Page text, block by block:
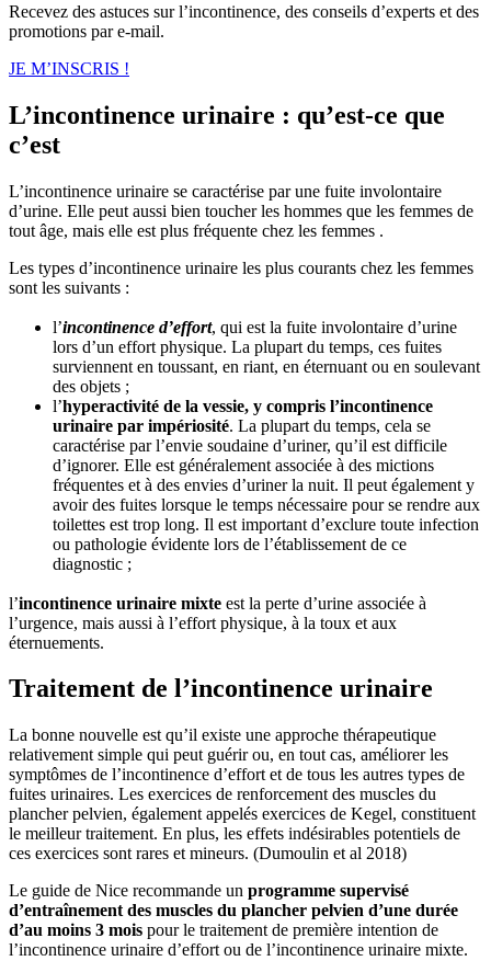
Recevez des astuces sur l’incontinence, des conseils d’experts et des
promotions par e-mail.
JE M’INSCRIS !
L’incontinence urinaire : qu’est-ce que
c’est
L’incontinence urinaire se caractérise par une fuite involontaire
d’urine. Elle peut aussi bien toucher les hommes que les femmes de
tout âge, mais elle est plus fréquente chez les femmes .
Les types d’incontinence urinaire les plus courants chez les femmes
sont les suivants :
l’incontinence d’effort, qui est la fuite involontaire d’urine
lors d’un effort physique. La plupart du temps, ces fuites
surviennent en toussant, en riant, en éternuant ou en soulevant
des objets ;
l’hyperactivité de la vessie, y compris l’incontinence
urinaire par impériosité. La plupart du temps, cela se
caractérise par l’envie soudaine d’uriner, qu’il est difficile
d’ignorer. Elle est généralement associée à des mictions
fréquentes et à des envies d’uriner la nuit. Il peut également y
avoir des fuites lorsque le temps nécessaire pour se rendre aux
toilettes est trop long. Il est important d’exclure toute infection
ou pathologie évidente lors de l’établissement de ce
diagnostic ;
l’incontinence urinaire mixte est la perte d’urine associée à
l’urgence, mais aussi à l’effort physique, à la toux et aux
éternuements.
Traitement de l’incontinence urinaire
La bonne nouvelle est qu’il existe une approche thérapeutique
relativement simple qui peut guérir ou, en tout cas, améliorer les
symptômes de l’incontinence d’effort et de tous les autres types de
fuites urinaires. Les exercices de renforcement des muscles du
plancher pelvien, également appelés exercices de Kegel, constituent
le meilleur traitement. En plus, les effets indésirables potentiels de
ces exercices sont rares et mineurs. (Dumoulin et al 2018)
Le guide de Nice recommande un programme supervisé
d’entraînement des muscles du plancher pelvien d’une durée
d’au moins 3 mois pour le traitement de première intention de
l’incontinence urinaire d’effort ou de l’incontinence urinaire mixte.